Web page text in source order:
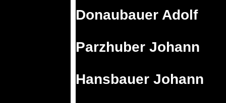
Donaubauer Adolf
Parzhuber Johann
Hansbauer Johann